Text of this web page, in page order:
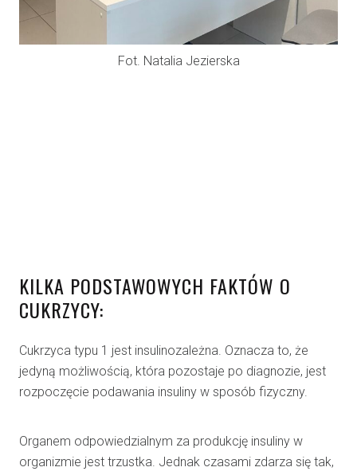
Fot. Natalia Jezierska
KILKA PODSTAWOWYCH FAKTÓW O
CUKRZYCY:
Cukrzyca typu 1 jest insulinozależna. Oznacza to, że
jedyną możliwością, która pozostaje po diagnozie, jest
rozpoczęcie podawania insuliny w sposób fizyczny.
Organem odpowiedzialnym za produkcję insuliny w
organizmie jest trzustka. Jednak czasami zdarza się tak,